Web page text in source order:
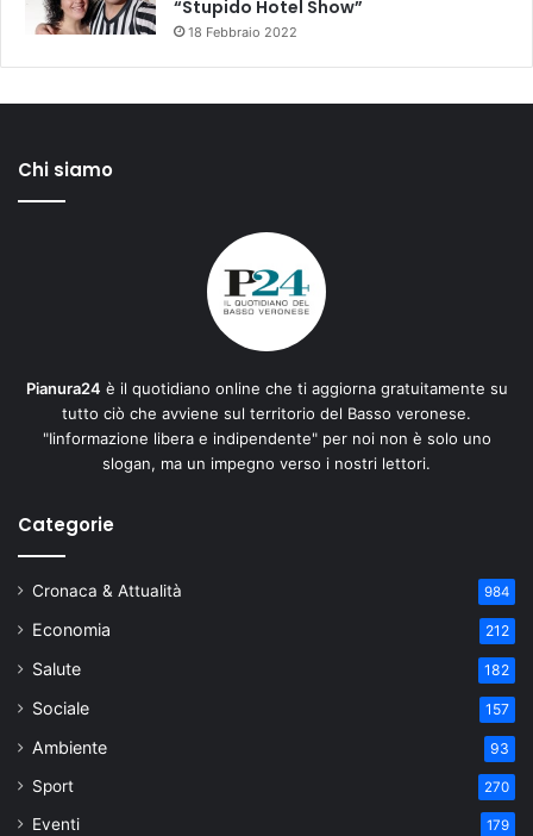
“Stupido Hotel Show”
18 Febbraio 2022
Chi siamo
Pianura24 è il quotidiano online che ti aggiorna gratuitamente su
tutto ciò che avviene sul territorio del Basso veronese.
"Iinformazione libera e indipendente" per noi non è solo uno
slogan, ma un impegno verso i nostri lettori.
Categorie
Cronaca & Attualità 984
Economia 212
Salute 182
Sociale 157
Ambiente 93
Sport 270
Eventi 179